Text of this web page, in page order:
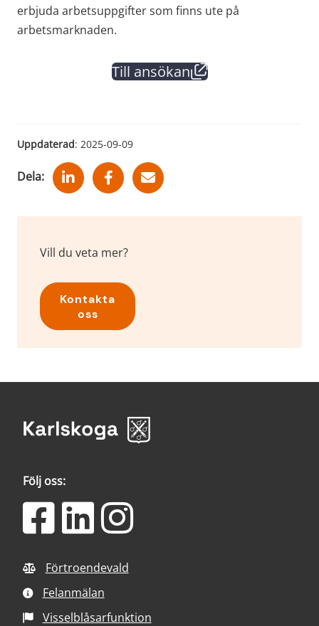
erbjuda arbetsuppgifter som finns ute på
arbetsmarknaden.
Till ansökan(länk till annan
Uppdaterad: 2025-09-09
Dela:
Vill du veta mer?
Kontakta
oss
Följ oss:
Förtroendevald
Felanmälan
Visselblåsarfunktion